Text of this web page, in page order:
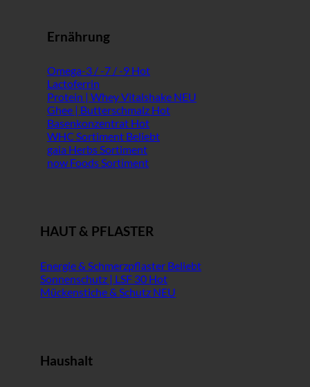
Ernährung
Omega-3 / -7 / -9
Lactoferrin
Protein | Whey Vitalshake
Ghee | Butterschmalz
Basenkonzentrat
WHC Sortiment
gaia Herbs Sortiment
now Foods Sortiment
HAUT & PFLASTER
Energie & Schmerzpflaster
Sonnenschutz | LSF 30
Mückenstiche & Schutz
Haushalt